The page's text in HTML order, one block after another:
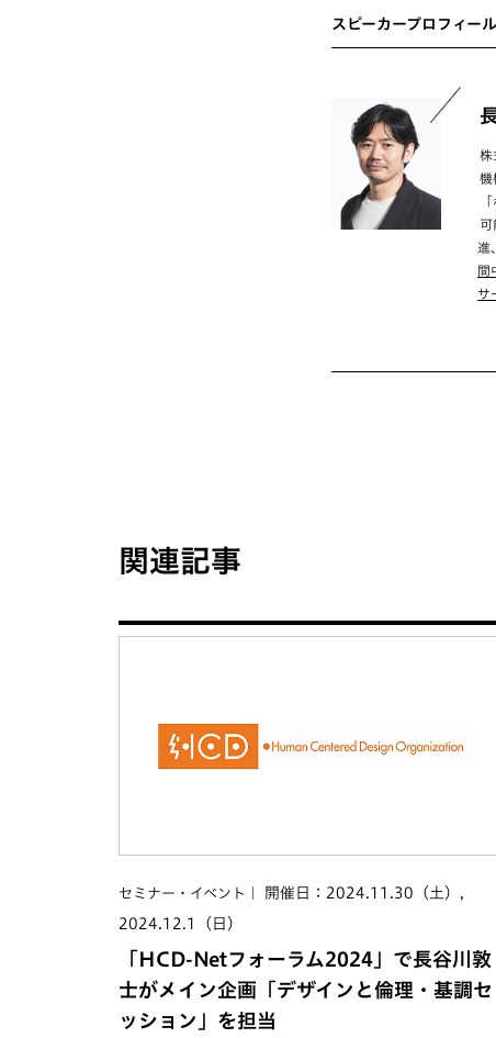
スピーカープロフィール
株
機
可
進
間
サ
関連記事
セミナー・イベント
開催日：2024.11.30（土）,
2024.12.1（日）
「HCD-Netフォーラム2024」で長谷川敦
士がメイン企画「デザインと倫理・基調セ
ッション」を担当